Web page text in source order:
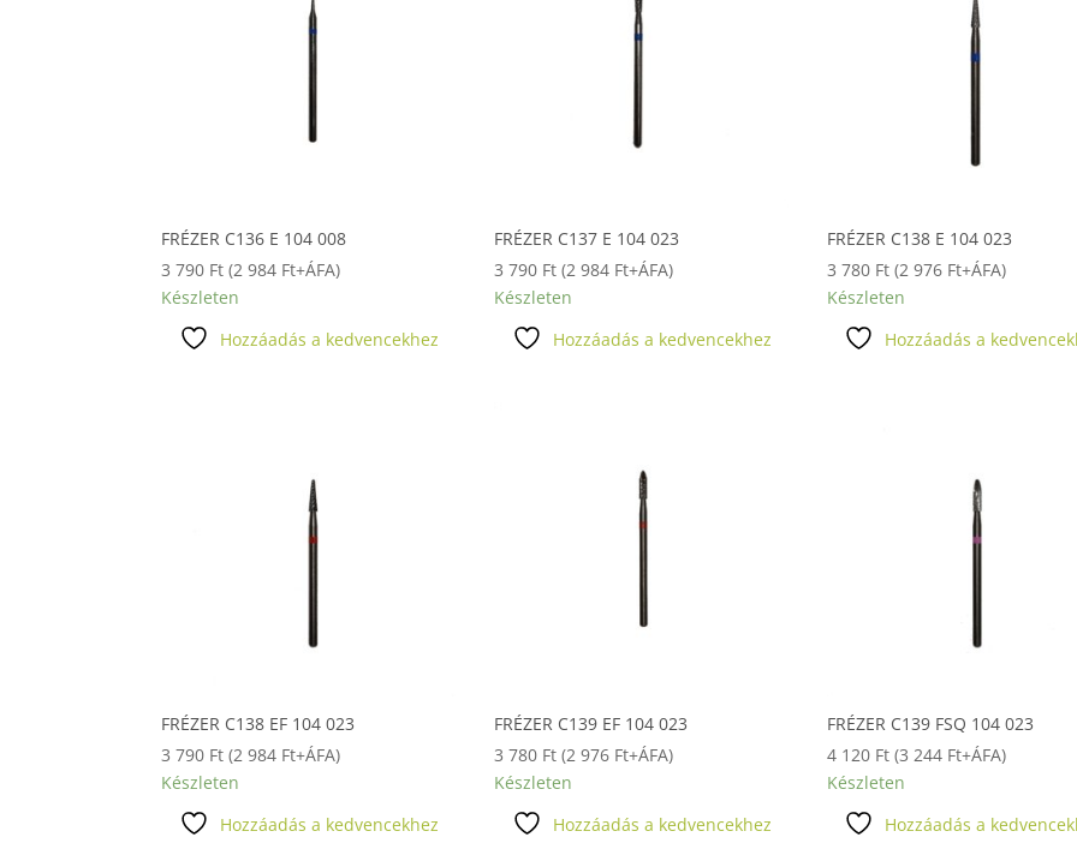
FRÉZER C136 E 104 008
3 790 Ft (2 984 Ft+ÁFA)
Készleten
Hozzáadás a kedvencekhez
FRÉZER C137 E 104 023
3 790 Ft (2 984 Ft+ÁFA)
Készleten
Hozzáadás a kedvencekhez
FRÉZER C138 E 104 023
3 780 Ft (2 976 Ft+ÁFA)
Készleten
Hozzáadás a
FRÉZER C138 EF 104 023
3 790 Ft (2 984 Ft+ÁFA)
Készleten
Hozzáadás a kedvencekhez
FRÉZER C139 EF 104 023
3 780 Ft (2 976 Ft+ÁFA)
Készleten
Hozzáadás a kedvencekhez
FRÉZER C139 FSQ 104 023
4 120 Ft (3 244 Ft+ÁFA)
Készleten
Hozzáadás a